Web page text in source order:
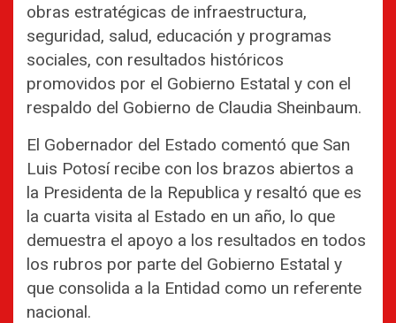
obras estratégicas de infraestructura,
seguridad, salud, educación y programas
sociales, con resultados históricos
promovidos por el Gobierno Estatal y con el
respaldo del Gobierno de Claudia Sheinbaum.
El Gobernador del Estado comentó que San
Luis Potosí recibe con los brazos abiertos a
la Presidenta de la Republica y resaltó que es
la cuarta visita al Estado en un año, lo que
demuestra el apoyo a los resultados en todos
los rubros por parte del Gobierno Estatal y
que consolida a la Entidad como un referente
nacional.